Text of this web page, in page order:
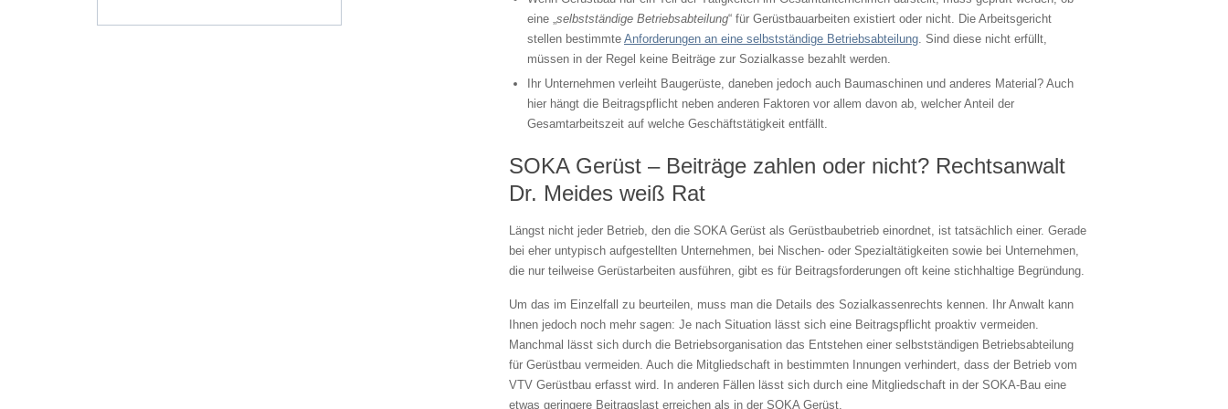
eine „selbstständige Betriebsabteilung“ für Gerüstbauarbeiten existiert oder nicht. Die Arbeitsgericht
stellen bestimmte Anforderungen an eine selbstständige Betriebsabteilung. Sind diese nicht erfüllt,
müssen in der Regel keine Beiträge zur Sozialkasse bezahlt werden.
Ihr Unternehmen verleiht Baugerüste, daneben jedoch auch Baumaschinen und anderes Material? Auch
hier hängt die Beitragspflicht neben anderen Faktoren vor allem davon ab, welcher Anteil der
Gesamtarbeitszeit auf welche Geschäftstätigkeit entfällt.
SOKA Gerüst – Beiträge zahlen oder nicht? Rechtsanwalt
Dr. Meides weiß Rat
Längst nicht jeder Betrieb, den die SOKA Gerüst als Gerüstbaubetrieb einordnet, ist tatsächlich einer. Gerade
bei eher untypisch aufgestellten Unternehmen, bei Nischen- oder Spezialtätigkeiten sowie bei Unternehmen,
die nur teilweise Gerüstarbeiten ausführen, gibt es für Beitragsforderungen oft keine stichhaltige Begründung.
Um das im Einzelfall zu beurteilen, muss man die Details des Sozialkassenrechts kennen. Ihr Anwalt kann
Ihnen jedoch noch mehr sagen: Je nach Situation lässt sich eine Beitragspflicht proaktiv vermeiden.
Manchmal lässt sich durch die Betriebsorganisation das Entstehen einer selbstständigen Betriebsabteilung
für Gerüstbau vermeiden. Auch die Mitgliedschaft in bestimmten Innungen verhindert, dass der Betrieb vom
VTV Gerüstbau erfasst wird. In anderen Fällen lässt sich durch eine Mitgliedschaft in der SOKA-Bau eine
etwas geringere Beitragslast erreichen als in der SOKA Gerüst.